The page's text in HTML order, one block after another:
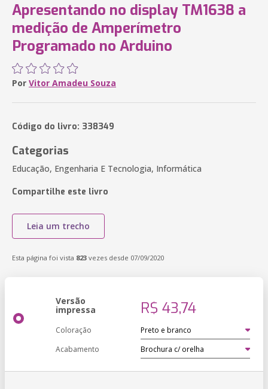
Apresentando no display TM1638 a
medição de Amperímetro
Programado no Arduino
Por Vitor Amadeu Souza
Código do livro: 338349
Categorias
Educação, Engenharia E Tecnologia, Informática
Compartilhe este livro
Leia um trecho
Esta página foi vista 823 vezes desde 07/09/2020
Versão
impressa R$ 43,74
Coloração
Acabamento